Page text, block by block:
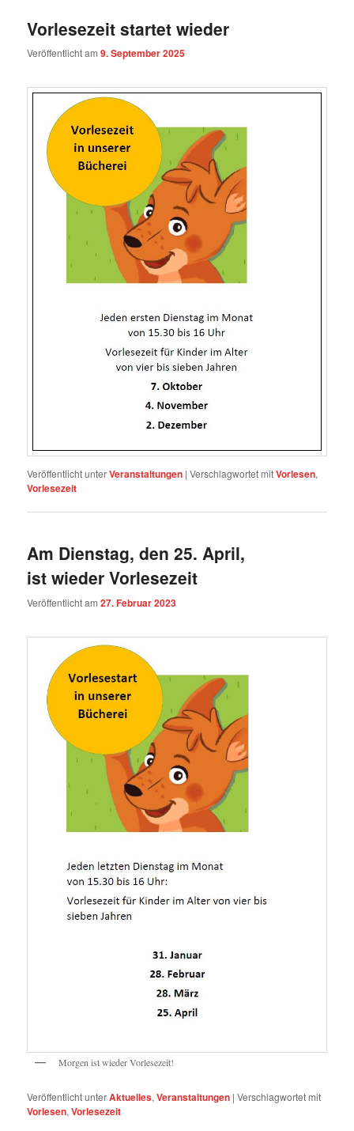
Vorlesezeit startet wieder
Veröffentlicht am9. September 2025
Veröffentlicht unterVeranstaltungen |Verschlagwortet mitVorlesen,
Vorlesezeit
Am Dienstag, den 25. April,
ist wieder Vorlesezeit
Veröffentlicht am27. Februar 2023
Morgen ist wieder Vorlesezeit!
Veröffentlicht unterAktuelles,Veranstaltungen |Verschlagwortet mit
Vorlesen,Vorlesezeit